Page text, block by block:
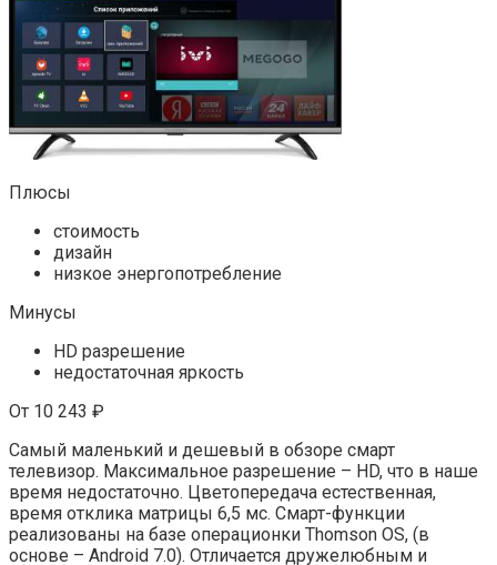
Плюсы
стоимость
дизайн
низкое энергопотребление
Минусы
HD разрешение
недостаточная яркость
От 10 243 ₽
Самый маленький и дешевый в обзоре смарт
телевизор. Максимальное разрешение – HD, что в наше
время недостаточно. Цветопередача естественная,
время отклика матрицы 6,5 мс. Смарт-функции
реализованы на базе операционки Thomson OS, (в
основе – Android 7.0). Отличается дружелюбным и